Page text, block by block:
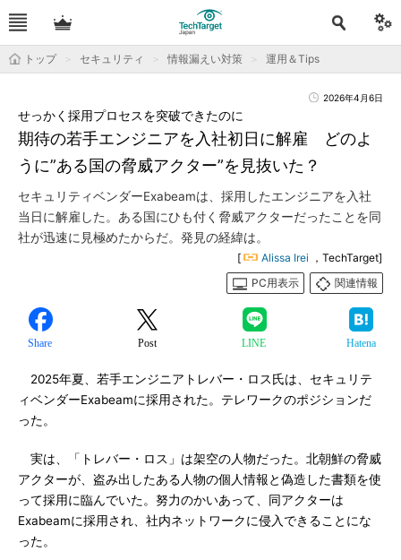
トップ セキュリティ 情報漏えい対策 運用＆Tips
2026年4月6日
期待の若手エンジニアを入社初日に解雇 どのよ
うに”ある国の脅威アクター”を見抜いた？
せっかく採用プロセスを突破できたのに
セキュリティベンダーExabeamは、採用したエンジニアを入社
当日に解雇した。ある国にひも付く脅威アクターだったことを同
社が迅速に見極めたからだ。発見の経緯は。
[ Alissa Irei ，TechTarget]
PC用表示
関連情報
Share Post LINE Hatena
2025年夏、若手エンジニアトレバー・ロス氏は、セキュリテ
ィベンダーExabeamに採用された。テレワークのポジションだ
った。
実は、「トレバー・ロス」は架空の人物だった。北朝鮮の脅威
アクターが、盗み出したある人物の個人情報と偽造した書類を使
って採用に臨んでいた。努力のかいあって、同アクターは
Exabeamに採用され、社内ネットワークに侵入できることにな
った。